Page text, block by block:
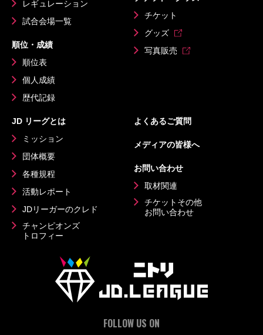
レギュレーション
試合会場一覧
順位・成績
順位表
個人成績
歴代記録
チケット
グッズ
写真販売
JD リーグとは
ミッション
団体概要
各種規程
活動レポート
JDリーガーのクレド
チャンピオンズ
トロフィー
よくあるご質問
メディアの皆様へ
お問い合わせ
取材関連
チケットその他
お問い合わせ
FOLLOW US ON